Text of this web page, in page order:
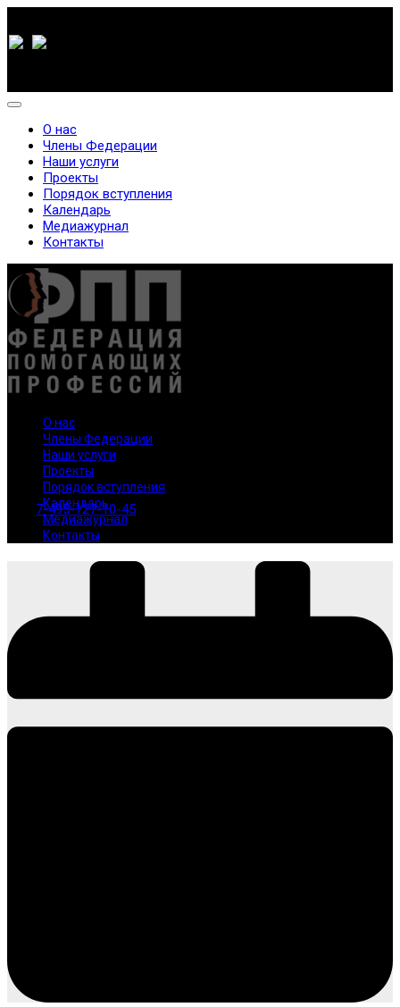
7-495-127-10-45
О нас
Члены Федерации
Наши услуги
Проекты
Порядок вступления
Календарь
Медиажурнал
Контакты
О нас
Члены Федерации
Наши услуги
Проекты
Порядок вступления
Календарь
Медиажурнал
Контакты